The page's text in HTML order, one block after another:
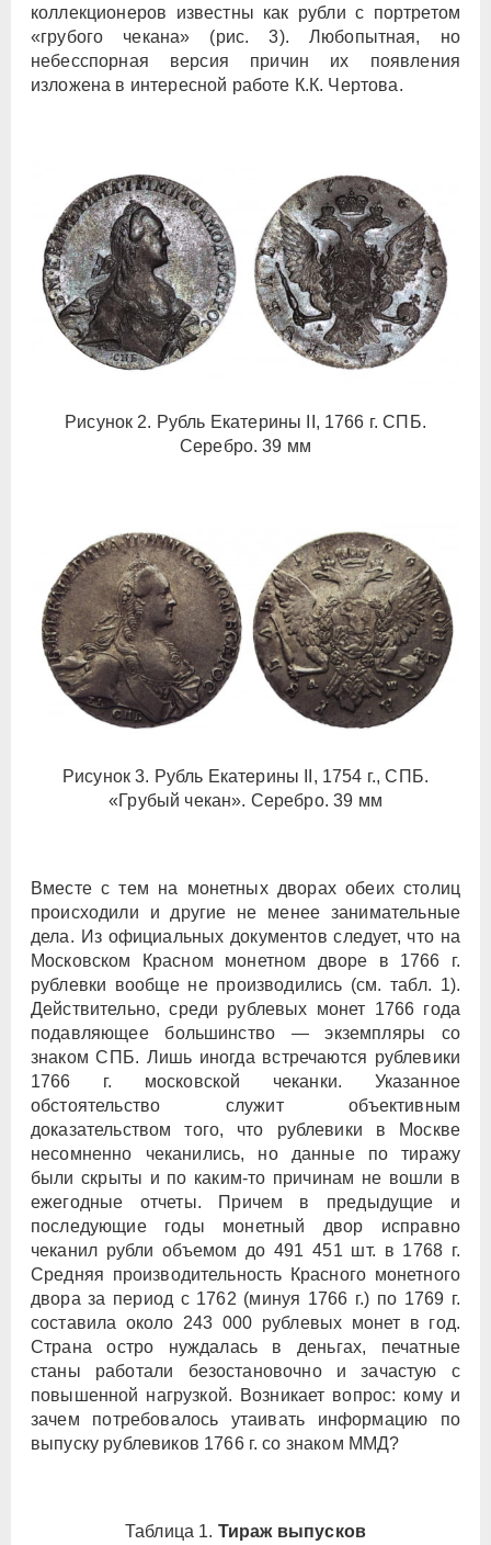
коллекционеров известны как рубли с портретом
«грубого чекана» (рис. 3). Любопытная, но
небесспорная версия причин их появления
изложена в интересной работе К.К. Чертова.
Рисунок 2. Рубль Екатерины II, 1766 г. СПБ.
Серебро. 39 мм
Рисунок 3. Рубль Екатерины II, 1754 г., СПБ.
«Грубый чекан». Серебро. 39 мм
Вместе с тем на монетных дворах обеих столиц
происходили и другие не менее занимательные
дела. Из официальных документов следует, что на
Московском Красном монетном дворе в 1766 г.
рублевки вообще не производились (см. табл. 1).
Действительно, среди рублевых монет 1766 года
подавляющее большинство — экземпляры со
знаком СПБ. Лишь иногда встречаются рублевики
1766 г. московской чеканки. Указанное
обстоятельство служит объективным
доказательством того, что рублевики в Москве
несомненно чеканились, но данные по тиражу
были скрыты и по каким-то причинам не вошли в
ежегодные отчеты. Причем в предыдущие и
последующие годы монетный двор исправно
чеканил рубли объемом до 491 451 шт. в 1768 г.
Средняя производительность Красного монетного
двора за период с 1762 (минуя 1766 г.) по 1769 г.
составила около 243 000 рублевых монет в год.
Страна остро нуждалась в деньгах, печатные
станы работали безостановочно и зачастую с
повышенной нагрузкой. Возникает вопрос: кому и
зачем потребовалось утаивать информацию по
выпуску рублевиков 1766 г. со знаком ММД?
Таблица 1. Тираж выпусков